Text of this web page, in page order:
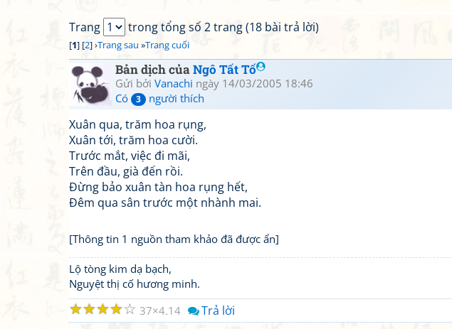
Trang trong tổng số 2 trang (18 bài trả lời)
[1] [2] ›Trang sau »Trang cuối
Bản dịch củaNgô Tất Tố
Gửi bởi Vanachi ngày 14/03/2005 18:46
Có
3 người thích
Xuân qua, trăm hoa rụng,
Xuân tới, trăm hoa cười.
Trước mắt, việc đi mãi,
Trên đầu, già đến rồi.
Đừng bảo xuân tàn hoa rụng hết,
Đêm qua sân trước một nhành mai.
[Thông tin 1 nguồn tham khảo đã được ẩn]
Lộ tòng kim dạ bạch,
Nguyệt thị cố hương minh.
☆
☆
☆
☆
☆ 37 4.14 Trả lời